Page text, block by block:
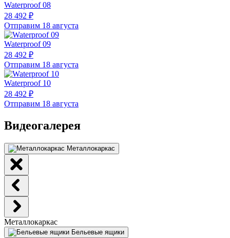
Waterproof 08
28 492 ₽
Отправим 18 августа
Waterproof 09
28 492 ₽
Отправим 18 августа
Waterproof 10
28 492 ₽
Отправим 18 августа
Видеогалерея
Металлокаркас
Металлокаркас
Бельевые ящики